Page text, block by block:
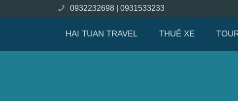
0932232698 | 0931533233
HAI TUAN TRAVEL THUÊ XE